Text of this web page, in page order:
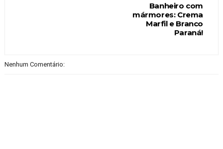
Banheiro com
mármores: Crema
Marfil e Branco
Paraná!
Nenhum Comentário: